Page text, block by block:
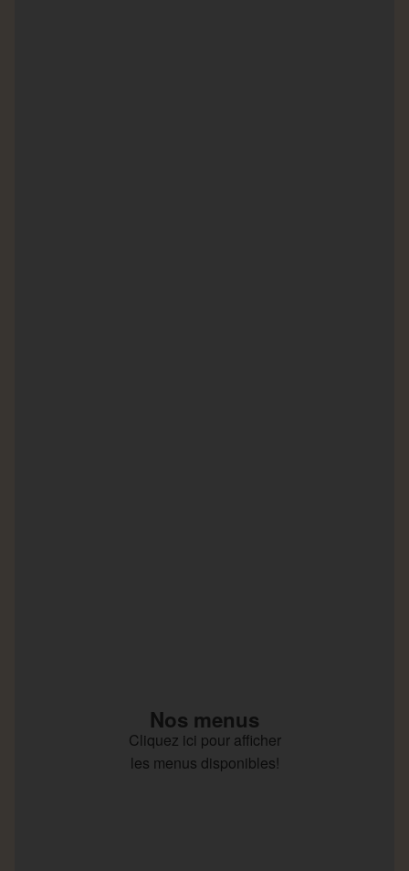
Nos menus
Cliquez ici pour afficher
les menus disponibles!